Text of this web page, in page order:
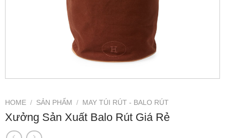
HOME / SẢN PHẨM / MAY TÚI RÚT - BALO RÚT
Xưởng Sản Xuất Balo Rút Giá Rẻ